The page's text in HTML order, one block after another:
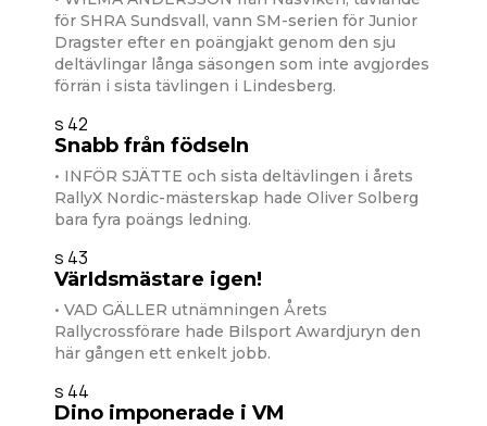
för SHRA Sundsvall, vann SM-serien för Junior
Dragster efter en poängjakt genom den sju
deltävlingar långa säsongen som inte avgjordes
förrän i sista tävlingen i Lindesberg.
s 42
Snabb från födseln
• INFÖR SJÄTTE och sista deltävlingen i årets
RallyX Nordic-mästerskap hade Oliver Solberg
bara fyra poängs ledning.
s 43
VärIdsmästare igen!
• VAD GÄLLER utnämningen Årets
Rallycrossförare hade Bilsport Awardjuryn den
här gången ett enkelt jobb.
s 44
Dino imponerade i VM